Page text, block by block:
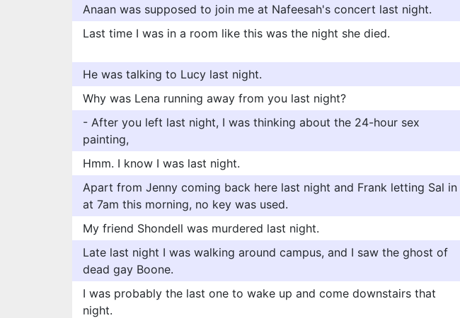
Anaan was supposed to join me at Nafeesah's concert last night.
Last time I was in a room like this was the night she died.
He was talking to Lucy last night.
Why was Lena running away from you last night?
- After you left last night, I was thinking about the 24-hour sex
painting,
Hmm. I know I was last night.
Apart from Jenny coming back here last night and Frank letting Sal in
at 7am this morning, no key was used.
My friend Shondell was murdered last night.
Late last night I was walking around campus, and I saw the ghost of
dead gay Boone.
I was probably the last one to wake up and come downstairs that
night.